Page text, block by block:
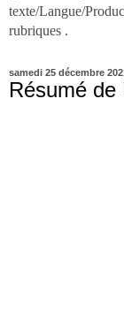
texte/Langue/
rubriques .
samedi 25 décembre
Résumé